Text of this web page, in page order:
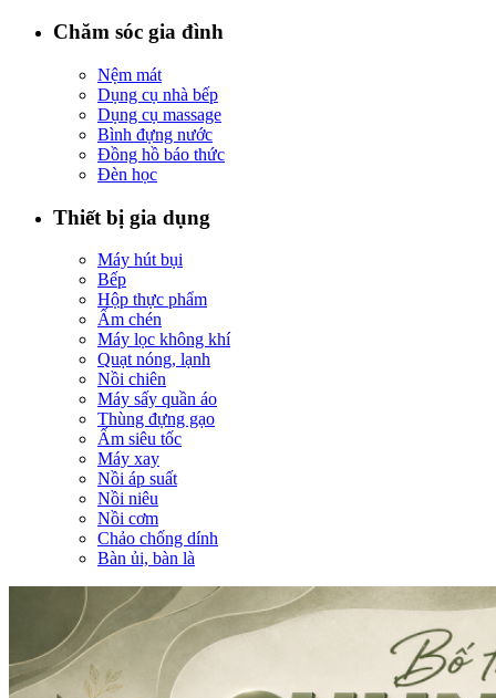
Chăm sóc gia đình
Nệm mát
Dụng cụ nhà bếp
Dụng cụ massage
Bình đựng nước
Đồng hồ báo thức
Đèn học
Thiết bị gia dụng
Máy hút bụi
Bếp
Hộp thực phẩm
Ấm chén
Máy lọc không khí
Quạt nóng, lạnh
Nồi chiên
Máy sấy quần áo
Thùng đựng gạo
Ấm siêu tốc
Máy xay
Nồi áp suất
Nồi niêu
Nồi cơm
Chảo chống dính
Bàn ủi, bàn là